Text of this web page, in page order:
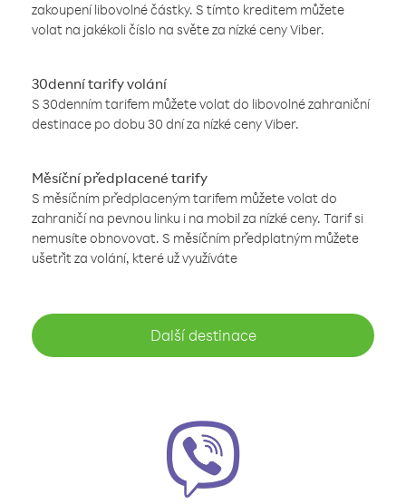
zakoupení libovolné částky. S tímto kreditem můžete
volat na jakékoli číslo na světe za nízké ceny Viber.
30denní tarify volání
S 30denním tarifem můžete volat do libovolné zahraniční
destinace po dobu 30 dní za nízké ceny Viber.
Měsíční předplacené tarify
S měsíčním předplaceným tarifem můžete volat do
zahraničí na pevnou linku i na mobil za nízké ceny. Tarif si
nemusíte obnovovat. S měsíčním předplatným můžete
ušetřit za volání, které už využíváte
Další destinace